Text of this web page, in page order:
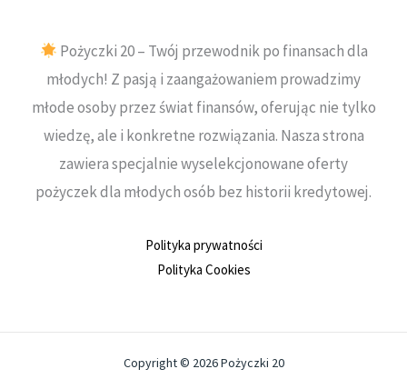
Pożyczki 20 – Twój przewodnik po finansach dla
młodych! Z pasją i zaangażowaniem prowadzimy
młode osoby przez świat finansów, oferując nie tylko
wiedzę, ale i konkretne rozwiązania. Nasza strona
zawiera specjalnie wyselekcjonowane oferty
pożyczek dla młodych osób bez historii kredytowej.
Polityka prywatności
Polityka Cookies
Copyright © 2026 Pożyczki 20